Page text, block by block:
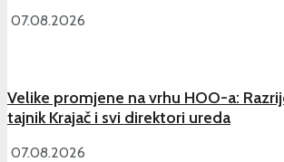
07.08.2026
Velike promjene na vrhu HOO-a:
tajnik Krajač i svi direktori ureda
07.08.2026